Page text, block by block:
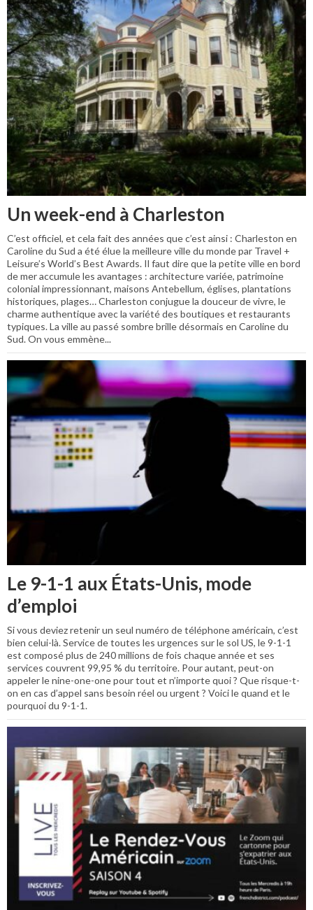
Un week-end à Charleston
C’est officiel, et cela fait des années que c’est ainsi : Charleston en
Caroline du Sud a été élue la meilleure ville du monde par Travel +
Leisure’s World’s Best Awards. Il faut dire que la petite ville en bord
de mer accumule les avantages : architecture variée, patrimoine
colonial impressionnant, maisons Antebellum, églises, plantations
historiques, plages… Charleston conjugue la douceur de vivre, le
charme authentique avec la variété des boutiques et restaurants
typiques. La ville au passé sombre brille désormais en Caroline du
Sud. On vous emmène...
Le 9-1-1 aux États-Unis, mode
d’emploi
Si vous deviez retenir un seul numéro de téléphone américain, c’est
bien celui-là. Service de toutes les urgences sur le sol US, le 9-1-1
est composé plus de 240 millions de fois chaque année et ses
services couvrent 99,95 % du territoire. Pour autant, peut-on
appeler le nine-one-one pour tout et n’importe quoi ? Que risque-t-
on en cas d’appel sans besoin réel ou urgent ? Voici le quand et le
pourquoi du 9-1-1.